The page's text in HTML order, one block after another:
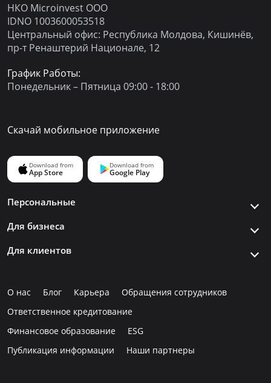
НКО Microinvest ООО
IDNO 1003600053518
Центральный офис: Республика Молдова, Кишинёв,
пр-т Ренаштерий Национале, 12
График Работы:
Понедельник – Пятница 09:00 - 18:00
Скачай мобильное приложение
Персональные
Для бизнеса
Для клиентов
О нас Блог Карьера
Обращения сотрудников
Ответственное кредитование
Финансовое образование
ESG
Публикация информации
Наши партнеры